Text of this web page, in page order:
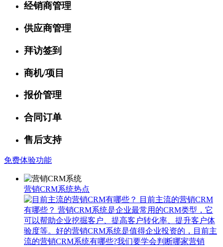
经销商管理
供应商管理
拜访签到
商机/项目
报价管理
合同订单
售后支持
免费体验功能
营销CRM系统热点
目前主流的营销CRM
有哪些？ 营销CRM系统是企业最常用的CRM类型，它
可以帮助企业挖掘客户、提高客户转化率、提升客户体
验度等。好的营销CRM系统是值得企业投资的，目前主
流的营销CRM系统有哪些?我们要学会判断哪家营销